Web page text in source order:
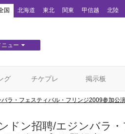
国 北海道 東北 関東 甲信越 北陸
ュー
グ チケプレ 掲示板
ラ・フェスティバル・フリンジ2009参加公
ドン招聘/エジンバラ